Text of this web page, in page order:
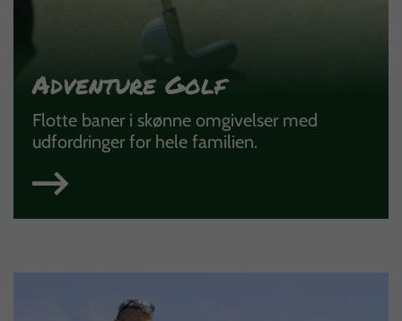
Adventure Golf
Flotte baner i skønne omgivelser med
udfordringer for hele familien.